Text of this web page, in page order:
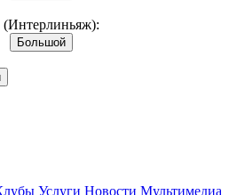
(Интерлиньяж):
Большой
Услуги Новости Мультимедиа